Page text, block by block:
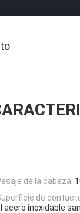
de la cabeza:
de
acero inoxidable